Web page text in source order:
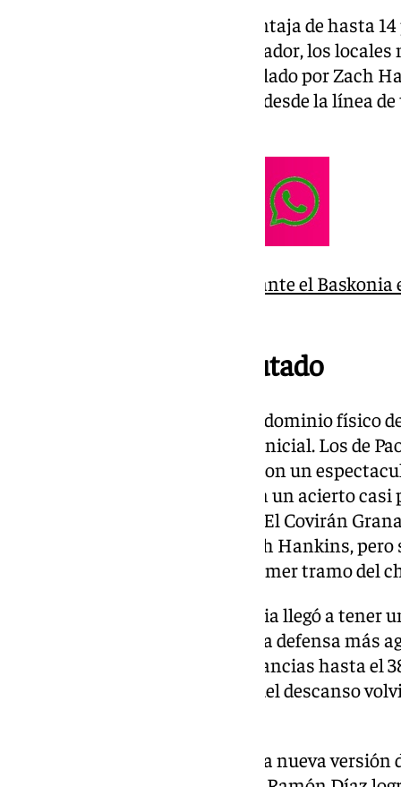
A pesar de remontar una desventaja de hasta
minutos por delante en el marcador, los
últimos ataques. Un gancho fallado por Zach
ejecutar la sentencia definitiva desde la línea
El Covirán Granada busca ante el
Encuentro muy disputado
El partido arrancó con un claro dominio físico
impuso su ritmo desde el salto inicial. Los de
diferencias desde el perímetro con un
primer cuarto, a lo que sumaron un acierto
y el control absoluto del rebote. El Covirán
con el liderazgo ofensivo de Zach Hankins,
triples) lastró al equipo en el primer tramo del
En el segundo cuarto, el Baskonia llegó a tener
rojinegros reaccionaron con una defensa más
de Jovan Kljajic, que redujo distancias hasta el
Luwawu-Cabarrot justo antes del descanso
La vuelta de vestuarios trajo una nueva